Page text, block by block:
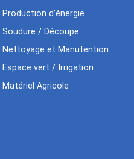
Production d’énergie
Soudure / Découpe
Nettoyage et Manutention
Espace vert / Irrigation
Matériel Agricole